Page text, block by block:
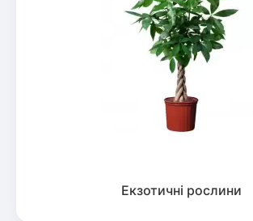
Екзотичні рослини